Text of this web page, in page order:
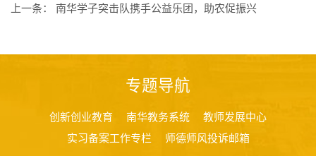
上一条： 南华学子突击队携手公益乐团，助农促振兴
专题导航
创新创业教育 南华教务系统
教师发展中心
实习备案工作专栏
师德师风投诉邮箱